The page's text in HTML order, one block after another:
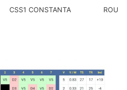
CSS1 CONSTANTA ROU